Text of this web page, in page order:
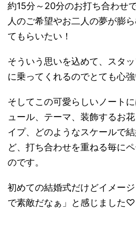
約15分～20分のお打ち合わせ
人のご希望やお二人の夢が膨
てもらいたい！
そういう思いを込めて、スタ
に乗ってくれるのでとても心強
そしてこの可愛らしいノート
ュール、テーマ、装飾するお花
イプ、 どのようなスケールで
ど、打ち合わせを重ねる毎に
のです。
初めての結婚式だけどイメー
で素敵だなぁ」と感じました♡